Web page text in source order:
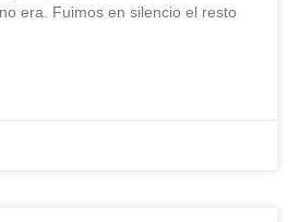
era. Fuimos en silencio el resto